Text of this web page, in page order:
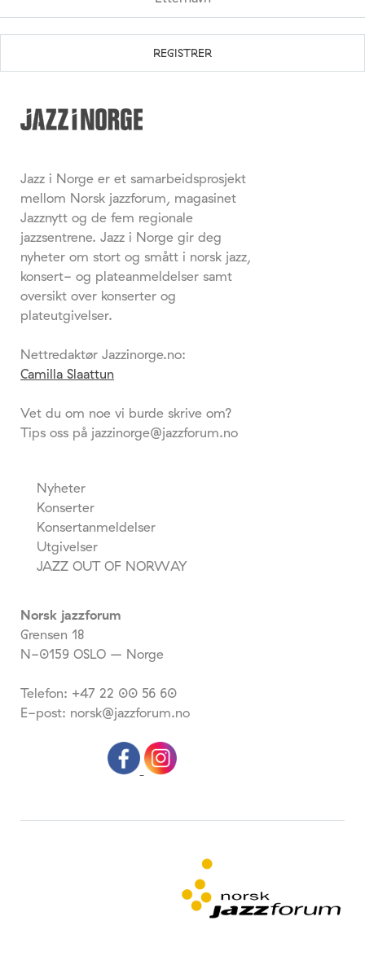
Jazz i Norge er et samarbeidsprosjekt
mellom Norsk jazzforum, magasinet
Jazznytt og de fem regionale
jazzsentrene. Jazz i Norge gir deg
nyheter om stort og smått i norsk jazz,
konsert- og plateanmeldelser samt
oversikt over konserter og
plateutgivelser.
Nettredaktør Jazzinorge.no:
Camilla Slaattun
Vet du om noe vi burde skrive om?
Tips oss på jazzinorge@jazzforum.no
Nyheter
Konserter
Konsertanmeldelser
Utgivelser
JAZZ OUT OF NORWAY
Norsk jazzforum
Grensen 18
N-0159 OSLO – Norge
Telefon: +47 22 00 56 60
E-post: norsk@jazzforum.no